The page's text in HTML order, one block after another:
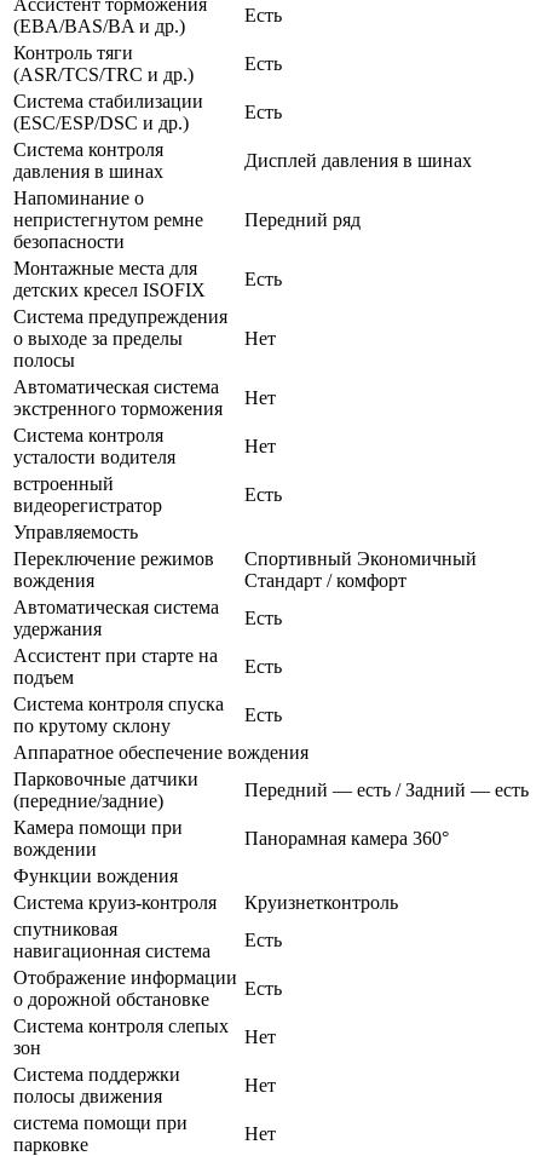
(EBA/BAS/BA и др.)
Есть
Контроль тяги
(ASR/TCS/TRC и др.)
Есть
Система стабилизации
(ESC/ESP/DSC и др.)
Есть
Система контроля
давления в шинах
Дисплей давления в шинах
Напоминание о
непристегнутом ремне
безопасности
Передний ряд
Монтажные места для
детских кресел ISOFIX
Есть
Система предупреждения
о выходе за пределы
полосы
Нет
Автоматическая система
экстренного торможения
Нет
Система контроля
усталости водителя
Нет
встроенный
видеорегистратор
Есть
Управляемость
Переключение режимов
вождения
Спортивный Экономичный
Стандарт / комфорт
Автоматическая система
удержания
Есть
Ассистент при старте на
подъем
Есть
Система контроля спуска
по крутому склону
Есть
Аппаратное обеспечение вождения
Парковочные датчики
(передние/задние)
Передний — есть / Задний — есть
Камера помощи при
вождении
Панорамная камера 360°
Функции вождения
Система круиз-контроля
Круизнетконтроль
спутниковая
навигационная система
Есть
Отображение информации
о дорожной обстановке
Есть
Система контроля слепых
зон
Нет
Система поддержки
полосы движения
Нет
система помощи при
парковке
Нет